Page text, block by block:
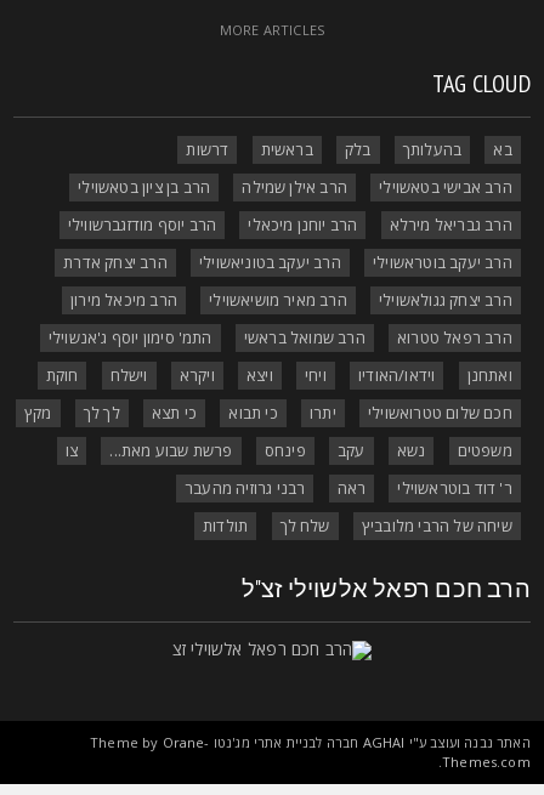
MORE ARTICLES
TAG
בא בהעלותך בלק בראשית
דרשות
הרב אבישי בטאשוילי
הרב אילן שמילה
הרב בן ציון בטאשוילי
הרב גבריאל מירלא
הרב יוחנן מיכאלי
הרב יוסף מודזגברשווילי
הרב יעקב בוטראשוילי
הרב יעקב בטוניאשוילי
הרב יצחק אדרת
הרב יצחק גגולאשוילי
הרב מאיר מושיאשוילי
הרב מיכאל מירון
הרב רפאל טטרוא
הרב שמואל בראשי
התמ' סימון יוסף ג'אנשוילי
ואתחנן
וידאו/האודיו ויחי ויצא ויקרא וישלח
חוקת
חכם שלום טטרואשוילי
יתרו כי תבוא כי תצא לך לך
מקץ
משפטים
נשא עקב פינחס פרשת שבוע מאת...
ר' דוד בוטראשוילי
ראה
רבני גרוזיה מהעבר
שיחה של הרבי מלובביץ
שלח לך תולדות
חכם רפאל אלשוילי זצ"ל
נבנה ועוצב ע"יAGHAIחברה לבניית אתרי מג'נטו Theme byOrane-
.